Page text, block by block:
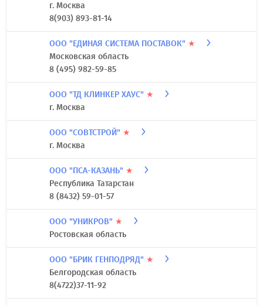
г. Москва
8(903) 893-81-14
ООО "ЕДИНАЯ СИСТЕМА ПОСТАВОК" ★
Московская область
8 (495) 982-59-85
ООО "ТД КЛИНКЕР ХАУС" ★
г. Москва
ООО "СОВТСТРОЙ" ★
г. Москва
ООО "ПСА-КАЗАНЬ" ★
Республика Татарстан
8 (8432) 59-01-57
ООО "УНИКРОВ" ★
Ростовская область
ООО "БРИК ГЕНПОДРЯД" ★
Белгородская область
8(4722)37-11-92